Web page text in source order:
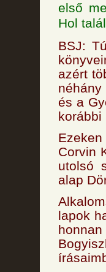
első
Hol
BSJ:
azért
és a
korábbi
Corvin
utolsó
alap
lapok